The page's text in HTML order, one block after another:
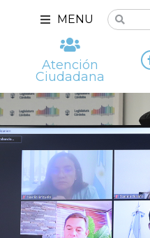
MENU
Atención
Ciudadana